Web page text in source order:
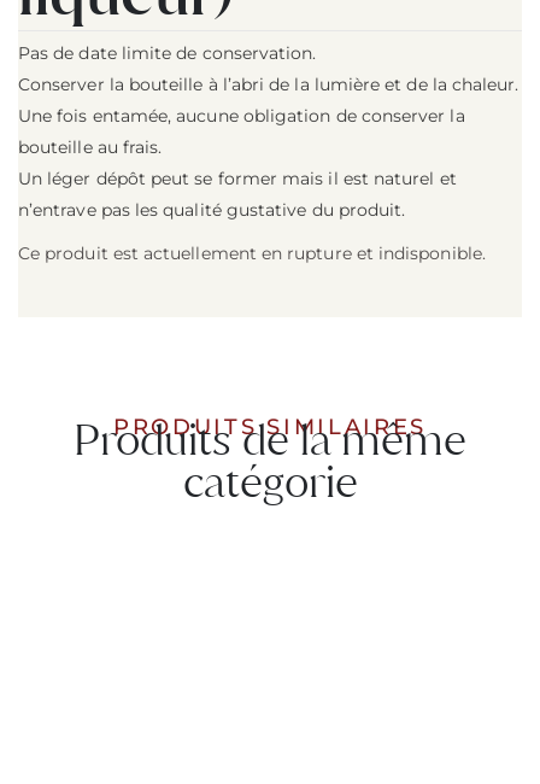
Pas de date limite de conservation.
Conserver la bouteille à l’abri de la lumière et de la chaleur.
Une fois entamée, aucune obligation de conserver la
bouteille au frais.
Un léger dépôt peut se former mais il est naturel et
n’entrave pas les qualité gustative du produit.
Ce produit est actuellement en rupture et indisponible.
PRODUITS SIMILAIRES
Produits de la même
catégorie